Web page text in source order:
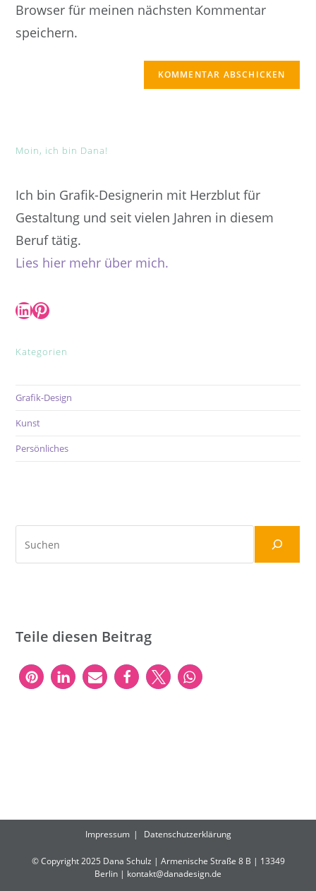
(optional)
Browser für meinen nächsten Kommentar
speichern.
Moin, ich bin Dana!
Ich bin Grafik-Designerin mit Herzblut für
Gestaltung und seit vielen Jahren in diesem
Beruf tätig.
Lies hier mehr über mich.
LinkedInPinterest
Kategorien
Grafik-Design
Kunst
Persönliches
Teile diesen Beitrag
Impressum Datenschutzerklärung
© Copyright 2025 Dana Schulz | Armenische Straße 8 B | 13349
Berlin | kontakt@danadesign.de